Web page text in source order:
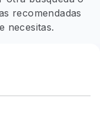
recomendadas
necesitas.